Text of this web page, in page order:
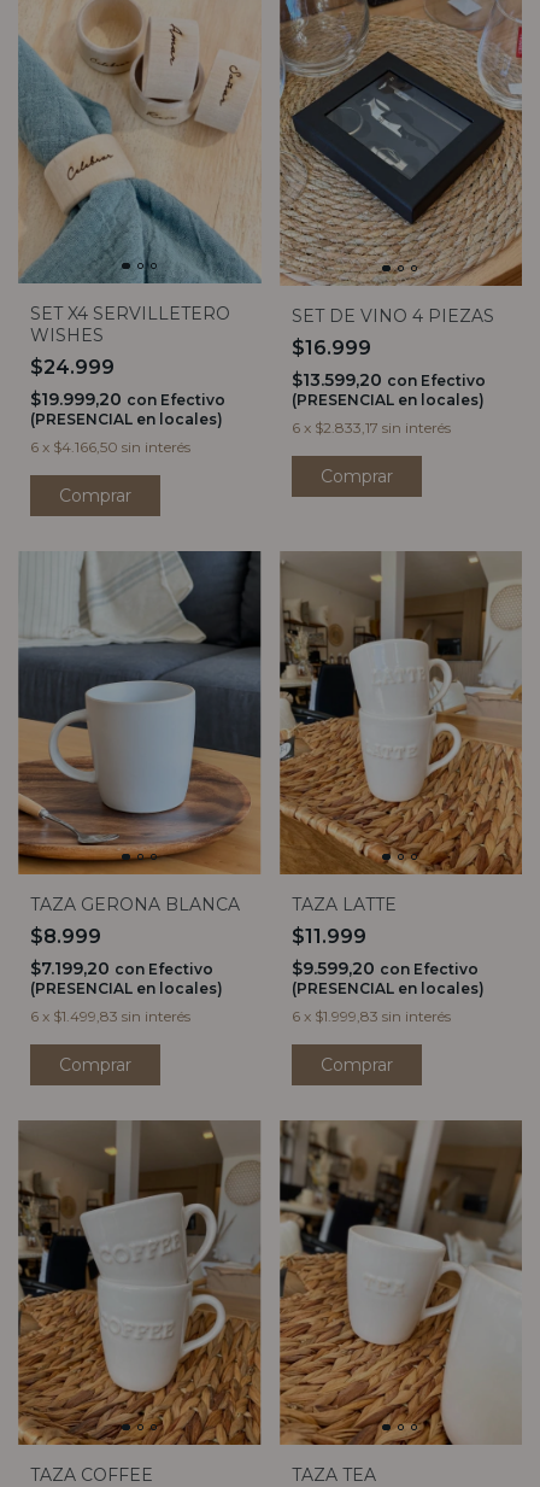
SET X4 SERVILLETERO
WISHES
$24.999
$19.999,20 con Efectivo
(PRESENCIAL en locales)
6 x $4.166,50 sin interés
SET DE VINO 4 PIEZAS
$16.999
$13.599,20 con Efectivo
(PRESENCIAL en locales)
6 x $2.833,17 sin interés
TAZA GERONA BLANCA
$8.999
$7.199,20 con Efectivo
(PRESENCIAL en locales)
6 x $1.499,83 sin interés
TAZA LATTE
$11.999
$9.599,20 con Efectivo
(PRESENCIAL en locales)
6 x $1.999,83 sin interés
TAZA COFFEE TAZA TEA